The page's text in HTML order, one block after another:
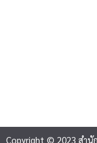
Copyright © 2023 สำนั